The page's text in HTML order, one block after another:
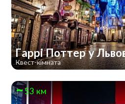
Гаррі Поттер у
Квест-кімната
53 км